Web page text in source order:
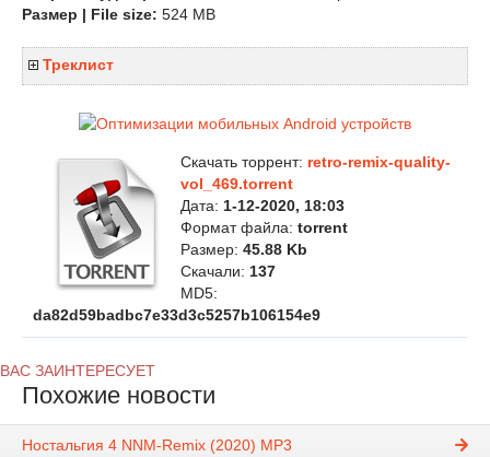
Размер | File size: 524 MB
Треклист
Скачать торрент: retro-remix-quality-
vol_469.torrent
Дата: 1-12-2020, 18:03
Формат файла: torrent
Размер: 45.88 Kb
Скачали: 137
MD5:
da82d59badbc7e33d3c5257b106154e9
ВАС ЗАИНТЕРЕСУЕТ
Похожие новости
Ностальгия 4 NNM-Remix (2020) MP3